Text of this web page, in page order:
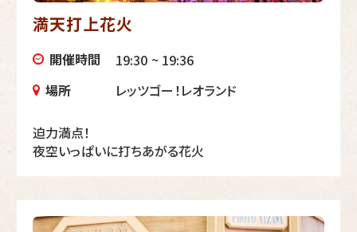
満天打上花火
開催時間
19:30 ~ 19:36
場所
レッツゴー！レオランド
迫力満点！
夜空いっぱいに打ちあがる花火